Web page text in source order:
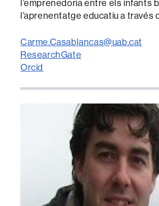
l’emprenedoria entre els infants
l’aprenentatge educatiu a través
Carme.Casablancas@uab.cat
ResearchGate
Orcid